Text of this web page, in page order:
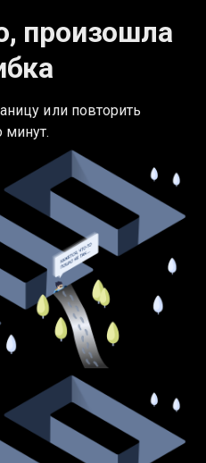
произошла
или повторить
минут.